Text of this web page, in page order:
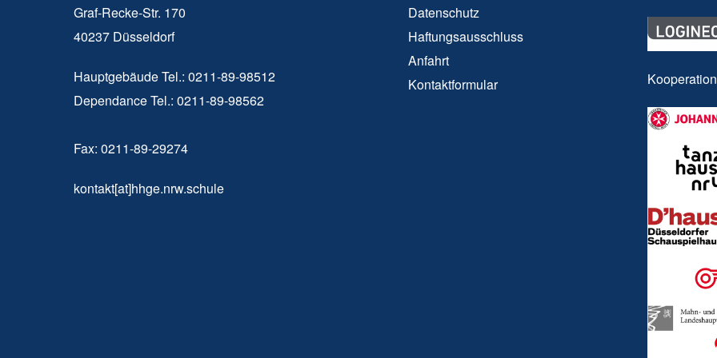
Graf-Recke-Str. 170
40237 Düsseldorf
Hauptgebäude Tel.: 0211-89-98512
Dependance Tel.: 0211-89-98562
Fax: 0211-89-29274
kontakt[at]hhge.nrw.schule
Datenschutz
Haftungsausschluss
Anfahrt
Kontaktformular